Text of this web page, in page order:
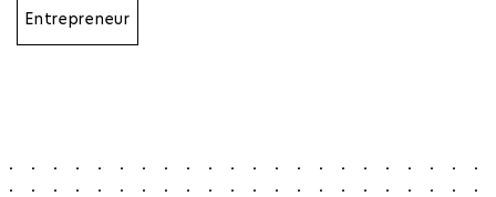
Entrepreneur